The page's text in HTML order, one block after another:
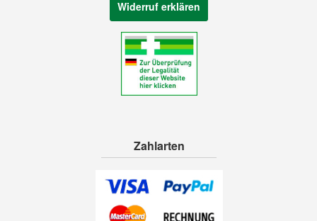
Widerruf erklären
Zahlarten